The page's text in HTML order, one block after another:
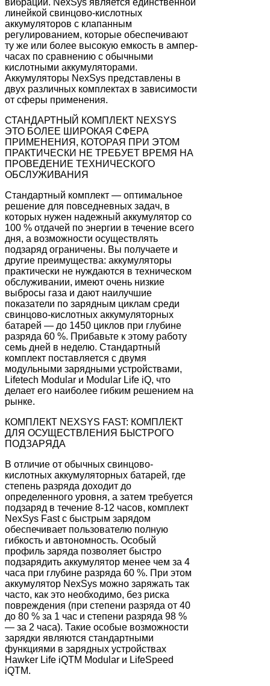
вибрации. NexSys является единственной
линейкой свинцово-кислотных
аккумуляторов с клапанным
регулированием, которые обеспечивают
ту же или более высокую емкость в ампер-
часах по сравнению с обычными
кислотными аккумуляторами.
Аккумуляторы NexSys представлены в
двух различных комплектах в зависимости
от сферы применения.
СТАНДАРТНЫЙ КОМПЛЕКТ NEXSYS
ЭТО БОЛЕЕ ШИРОКАЯ СФЕРА
ПРИМЕНЕНИЯ, КОТОРАЯ ПРИ ЭТОМ
ПРАКТИЧЕСКИ НЕ ТРЕБУЕТ ВРЕМЯ НА
ПРОВЕДЕНИЕ ТЕХНИЧЕСКОГО
ОБСЛУЖИВАНИЯ
Стандартный комплект — оптимальное
решение для повседневных задач, в
которых нужен надежный аккумулятор со
100 % отдачей по энергии в течение всего
дня, а возможности осуществлять
подзаряд ограничены. Вы получаете и
другие преимущества: аккумуляторы
практически не нуждаются в техническом
обслуживании, имеют очень низкие
выбросы газа и дают наилучшие
показатели по зарядным циклам среди
свинцово-кислотных аккумуляторных
батарей — до 1450 циклов при глубине
разряда 60 %. Прибавьте к этому работу
семь дней в неделю. Стандартный
комплект поставляется с двумя
модульными зарядными устройствами,
Lifetech Modular и Modular Life iQ, что
делает его наиболее гибким решением на
рынке.
КОМПЛЕКТ NEXSYS FAST: КОМПЛЕКТ
ДЛЯ ОСУЩЕСТВЛЕНИЯ БЫСТРОГО
ПОДЗАРЯДА
В отличие от обычных свинцово-
кислотных аккумуляторных батарей, где
степень разряда доходит до
определенного уровня, а затем требуется
подзаряд в течение 8-12 часов, комплект
NexSys Fast с быстрым зарядом
обеспечивает пользователю полную
гибкость и автономность. Особый
профиль заряда позволяет быстро
подзарядить аккумулятор менее чем за 4
часа при глубине разряда 60 %. При этом
аккумулятор NexSys можно заряжать так
часто, как это необходимо, без риска
повреждения (при степени разряда от 40
до 80 % за 1 час и степени разряда 98 %
— за 2 часа). Такие особые возможности
зарядки являются стандартными
функциями в зарядных устройствах
Hawker Life iQTM Modular и LifeSpeed
iQTM.